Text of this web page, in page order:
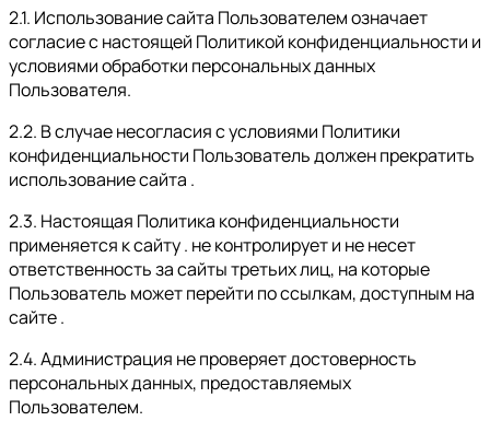
2.1. Использование сайта Пользователем означает
согласие с настоящей Политикой конфиденциальности и
условиями обработки персональных данных
Пользователя.
2.2. В случае несогласия с условиями Политики
конфиденциальности Пользователь должен прекратить
использование сайта .
2.3. Настоящая Политика конфиденциальности
применяется к сайту . не контролирует и не несет
ответственность за сайты третьих лиц, на которые
Пользователь может перейти по ссылкам, доступным на
сайте .
2.4. Администрация не проверяет достоверность
персональных данных, предоставляемых
Пользователем.